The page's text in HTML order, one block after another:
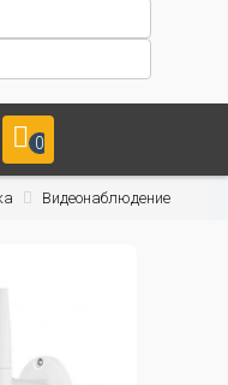
0
Видеонаблюдение